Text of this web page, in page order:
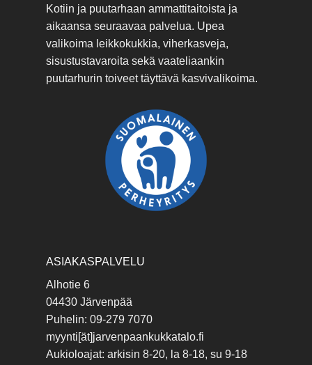
Kotiin ja puutarhaan ammattitaitoista ja
aikaansa seuraavaa palvelua. Upea
valikoima leikkokukkia, viherkasveja,
sisustustavaroita sekä vaateliaankin
puutarhurin toiveet täyttävä kasvivalikoima.
ASIAKASPALVELU
Alhotie 6
04430 Järvenpää
Puhelin: 09-279 7070
myynti[ät]jarvenpaankukkatalo.fi
Aukioloajat: arkisin 8-20, la 8-18, su 9-18